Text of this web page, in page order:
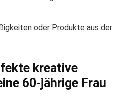
oder Produkte aus der
kreative
60-jährige Frau